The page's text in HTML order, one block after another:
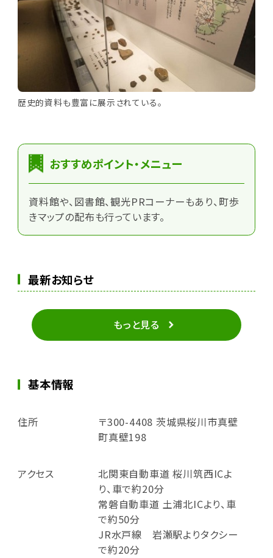
歴史的資料も豊富に展示されている。
おすすめポイント・メニュー
資料館や、図書館、観光PRコーナーもあり、町歩
きマップの配布も行っています。
最新お知らせ
もっと見る
基本情報
住所
〒300-4408 茨城県桜川市真壁
町真壁198
アクセス
北関東自動車道 桜川筑西ICよ
り、車で約20分
常磐自動車道 土浦北ICより、車
で約50分
JR水戸線 岩瀬駅よりタクシー
で約20分